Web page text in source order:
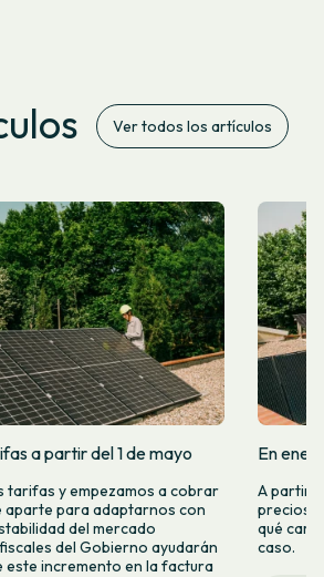
Ver todos los artículos
a partir del 1 de mayo
tarifas y empezamos a cobrar
aparte para adaptarnos con
del mercado
del Gobierno ayudarán
este incremento en la factura
En
A partir
precios
qué
caso.